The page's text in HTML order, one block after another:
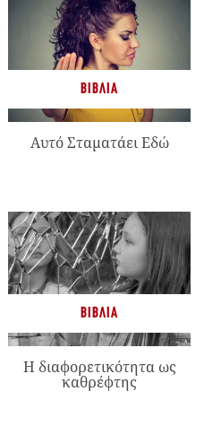
ΒΙΒΛΊΑ
Αυτό Σταματάει Εδώ
ΒΙΒΛΊΑ
Η διαφορετικότητα ως
καθρέφτης